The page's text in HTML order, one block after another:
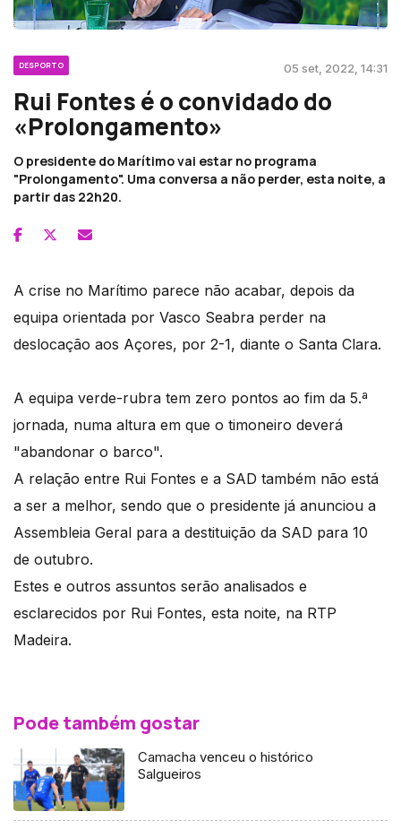
DESPORTO 05 set, 2022, 14:31
Rui Fontes é o convidado do
«Prolongamento»
O presidente do Marítimo vai estar no programa
"Prolongamento". Uma conversa a não perder, esta noite, a
partir das 22h20.
A crise no Marítimo parece não acabar, depois da
equipa orientada por Vasco Seabra perder na
deslocação aos Açores, por 2-1, diante o Santa Clara.
A equipa verde-rubra tem zero pontos ao fim da 5.ª
jornada, numa altura em que o timoneiro deverá
"abandonar o barco".
A relação entre Rui Fontes e a SAD também não está
a ser a melhor, sendo que o presidente já anunciou a
Assembleia Geral para a destituição da SAD para 10
de outubro.
Estes e outros assuntos serão analisados e
esclarecidos por Rui Fontes, esta noite, na RTP
Madeira.
Pode também gostar
Camacha venceu o histórico
Salgueiros